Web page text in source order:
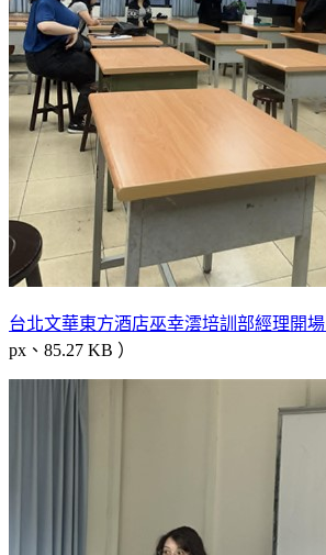
台北文華東方酒店巫幸澐培訓部經理開場
px、85.27 KB ）